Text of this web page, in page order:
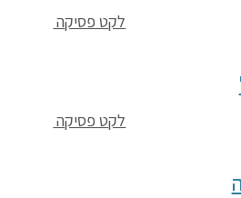
לקט פסיקה
לקט פסיקה